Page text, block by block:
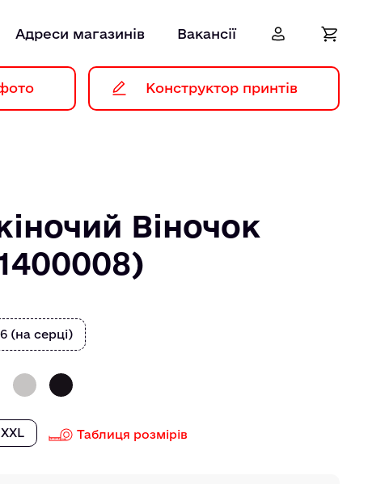
Адреси магазинів Вакансії
Конструктор принтів
Віночок
(на серці)
XXL Таблиця розмірів